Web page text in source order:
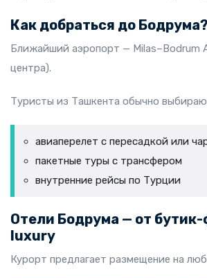
Как добраться до Бодрума?
Ближайший аэропорт — Milas–Bodrum
центра).
Туристы из Ташкента обычно
авиаперелет с пересадкой или
пакетные туры с трансфером
внутренние рейсы по Турции
Отели Бодрума — от
luxury
Курорт предлагает размещение на